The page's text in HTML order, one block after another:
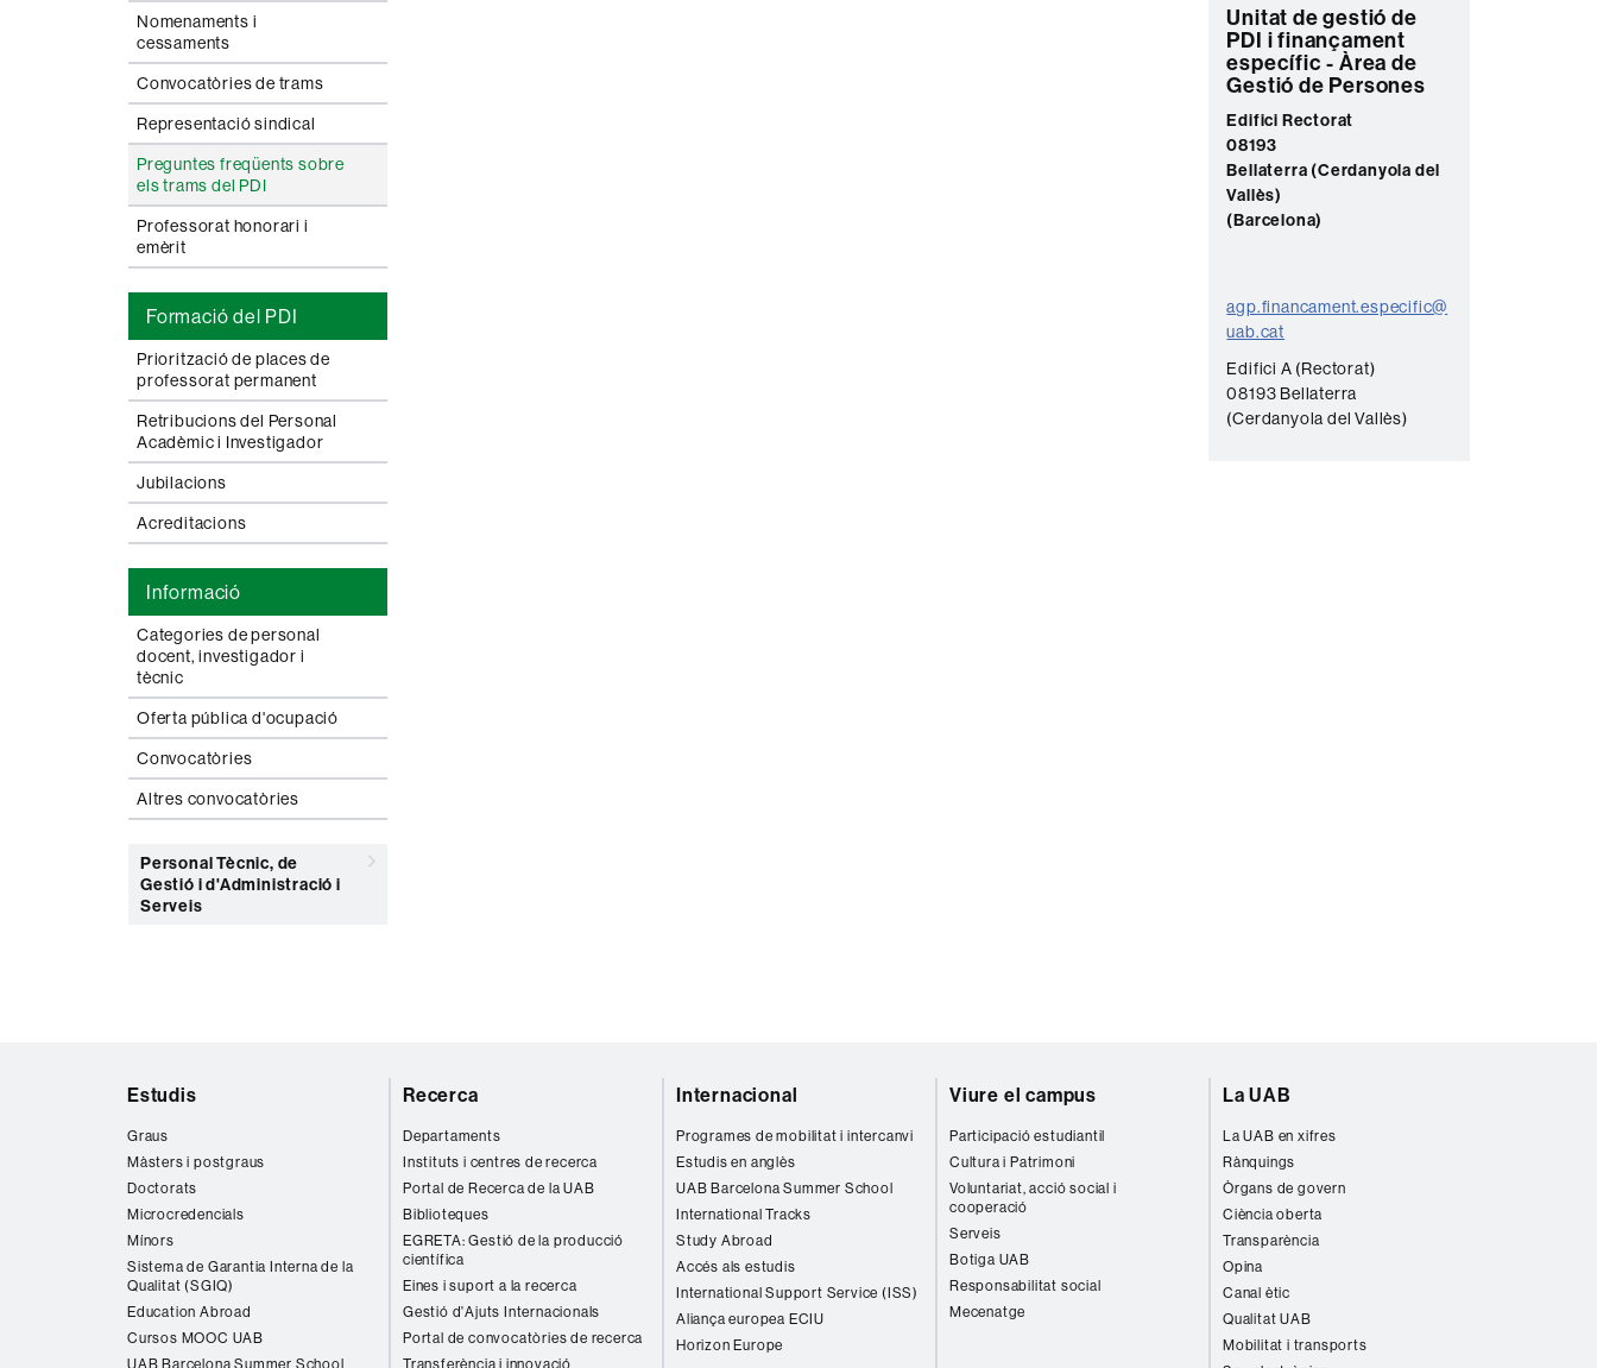
Nomenaments i
cessaments
Convocatòries de trams
Representació sindical
Preguntes freqüents sobre
els trams del PDI
Professorat honorari i
emèrit
Formació del PDI
Priorització de places de
professorat permanent
Retribucions del Personal
Acadèmic i Investigador
Jubilacions
Acreditacions
Informació
Categories de personal
docent, investigador i
tècnic
Oferta pública d'ocupació
Convocatòries
Altres convocatòries
Personal Tècnic, de
Gestió i d'Administració i
Serveis
C
o
n
t
a
c
t
Unitat de gestió de
PDI i finançament
específic - Àrea de
Gestió de Persones
Edifici Rectorat
08193
Bellaterra (Cerdanyola del
Vallès)
(Barcelona)
agp.financament.especific@
uab.cat
Edifici A (Rectorat)
08193 Bellaterra
(Cerdanyola del Vallès)
Estudis
Graus
Màsters i postgraus
Doctorats
Microcredencials
Mínors
Sistema de Garantia Interna de la
Qualitat (SGIQ)
Education Abroad
Cursos MOOC UAB
UAB Barcelona Summer School
Recerca
Departaments
Instituts i centres de recerca
Portal de Recerca de la UAB
Biblioteques
EGRETA: Gestió de la producció
científica
Eines i suport a la recerca
Gestió d'Ajuts Internacionals
Portal de convocatòries de recerca
Transferència i innovació
Internacional
Programes de mobilitat i intercanvi
Estudis en anglès
UAB Barcelona Summer School
International Tracks
Study Abroad
Accés als estudis
International Support Service (ISS)
Aliança europea ECIU
Horizon Europe
Viure el campus
Participació estudiantil
Cultura i Patrimoni
Voluntariat, acció social i
cooperació
Serveis
Botiga UAB
Responsabilitat social
Mecenatge
La UAB
La UAB en xifres
Rànquings
Òrgans de govern
Ciència oberta
Transparència
Opina
Canal ètic
Qualitat UAB
Mobilitat i transports